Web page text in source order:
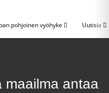
pohjoinen vyöhyke Uutisia
maailma antaa